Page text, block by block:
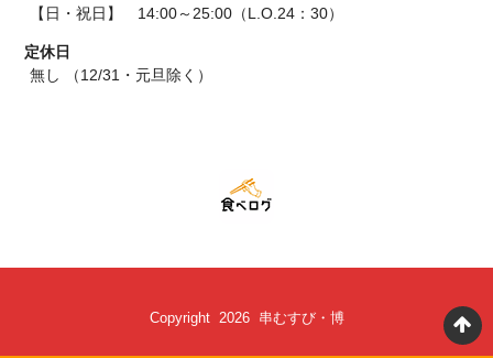
【日・祝日】 14:00～25:00（L.O.24：30）
定休日
無し （12/31・元旦除く）
Copyright 2026 串むすび・博